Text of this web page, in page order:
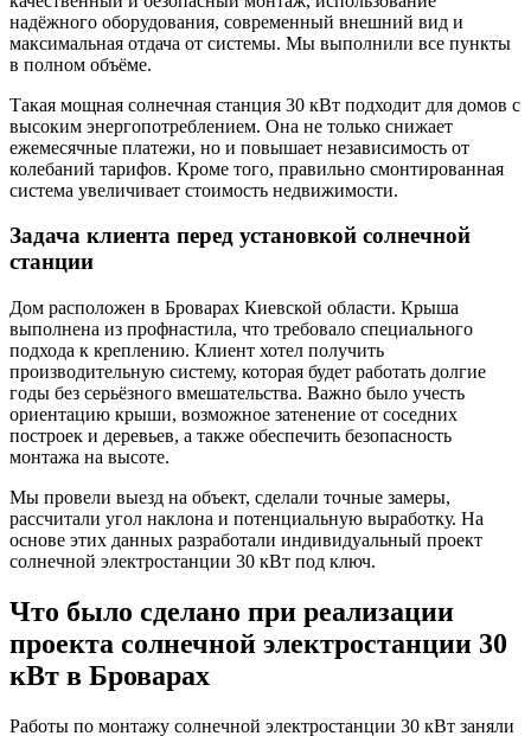
надёжного оборудования, современный внешний вид и
максимальная отдача от системы. Мы выполнили все пункты
в полном объёме.
Такая мощная солнечная станция 30 кВт подходит для домов с
высоким энергопотреблением. Она не только снижает
ежемесячные платежи, но и повышает независимость от
колебаний тарифов. Кроме того, правильно смонтированная
система увеличивает стоимость недвижимости.
Задача клиента перед установкой солнечной
станции
Дом расположен в Броварах Киевской области. Крыша
выполнена из профнастила, что требовало специального
подхода к креплению. Клиент хотел получить
производительную систему, которая будет работать долгие
годы без серьёзного вмешательства. Важно было учесть
ориентацию крыши, возможное затенение от соседних
построек и деревьев, а также обеспечить безопасность
монтажа на высоте.
Мы провели выезд на объект, сделали точные замеры,
рассчитали угол наклона и потенциальную выработку. На
основе этих данных разработали индивидуальный проект
солнечной электростанции 30 кВт под ключ.
Что было сделано при реализации
проекта солнечной электростанции 30
кВт в Броварах
Работы по монтажу солнечной электростанции 30 кВт заняли